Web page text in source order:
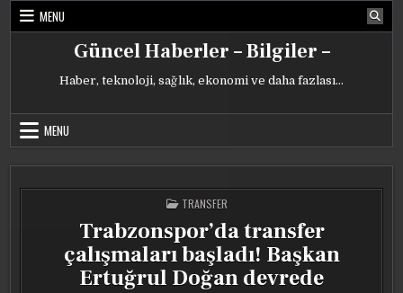
Skip
MENU
Güncel Haberler – Bilgiler –
Haber, teknoloji, sağlık, ekonomi ve daha fazlası…
MENU
POSTED
IN
TRANSFER
Trabzonspor’da transfer
çalışmaları başladı! Başkan
Ertuğrul Doğan devrede